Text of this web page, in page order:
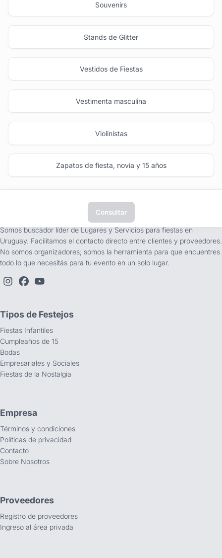
Souvenirs
Stands de Glitter
Vestidos de Fiestas
Vestimenta masculina
Violinistas
Zapatos de fiesta, novia y 15 años
Consultar
Somos buscador líder de Lugares y Servicios para fiestas en
Uruguay. Facilitamos el contacto directo entre clientes y proveedores.
No somos organizadores; somos la herramienta para que encuentres
todo lo que necesitás para tu evento en un solo lugar.
Tipos de Festejos
Fiestas Infantiles
Cumpleaños de 15
Bodas
Empresariales y Sociales
Fiestas de la Nostalgia
Empresa
Términos y condiciones
Políticas de privacidad
Contacto
Sobre Nosotros
Proveedores
Registro de proveedores
Ingreso al área privada